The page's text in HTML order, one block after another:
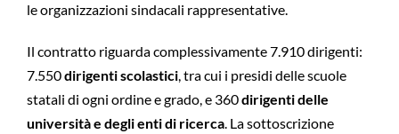
le organizzazioni sindacali rappresentative.
Il contratto riguarda complessivamente 7.910 dirigenti:
7.550dirigenti scolastici, tra cui i presidi delle scuole
statali di ogni ordine e grado, e 360dirigenti delle
università e degli enti di ricerca. La sottoscrizione